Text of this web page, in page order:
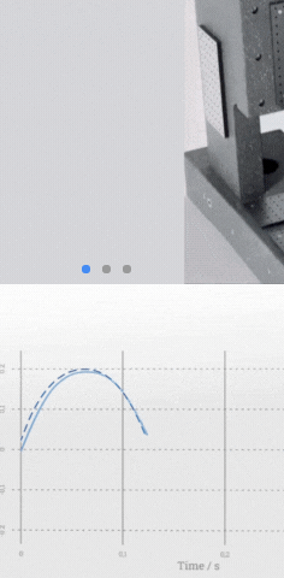
米位移技术（上海）有限公司产品以
位置传感器到独创的PICMA 压电陶
地向前沿发展，也使得PI成为全球众